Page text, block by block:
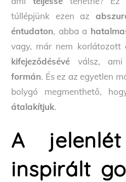
túllépjünk ezen az
éntudaton, abba a
vagy, már nem korlátozott
kifejeződésévé válsz,
formán. És ez az egyetlen
bolygó megmenthető,
átalakítjuk.
A
inspirált